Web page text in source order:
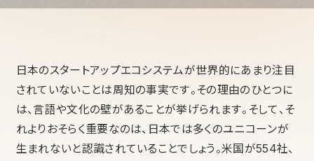
日本のスタートアップエコシステムが世界的にあまり注目
されていないことは周知の事実です。その理由のひとつに
は、言語や文化の壁があることが挙げられます。そして、そ
れよりおそらく重要なのは、日本では多くのユニコーンが
生まれないと認識されていることでしょう。米国が554社、